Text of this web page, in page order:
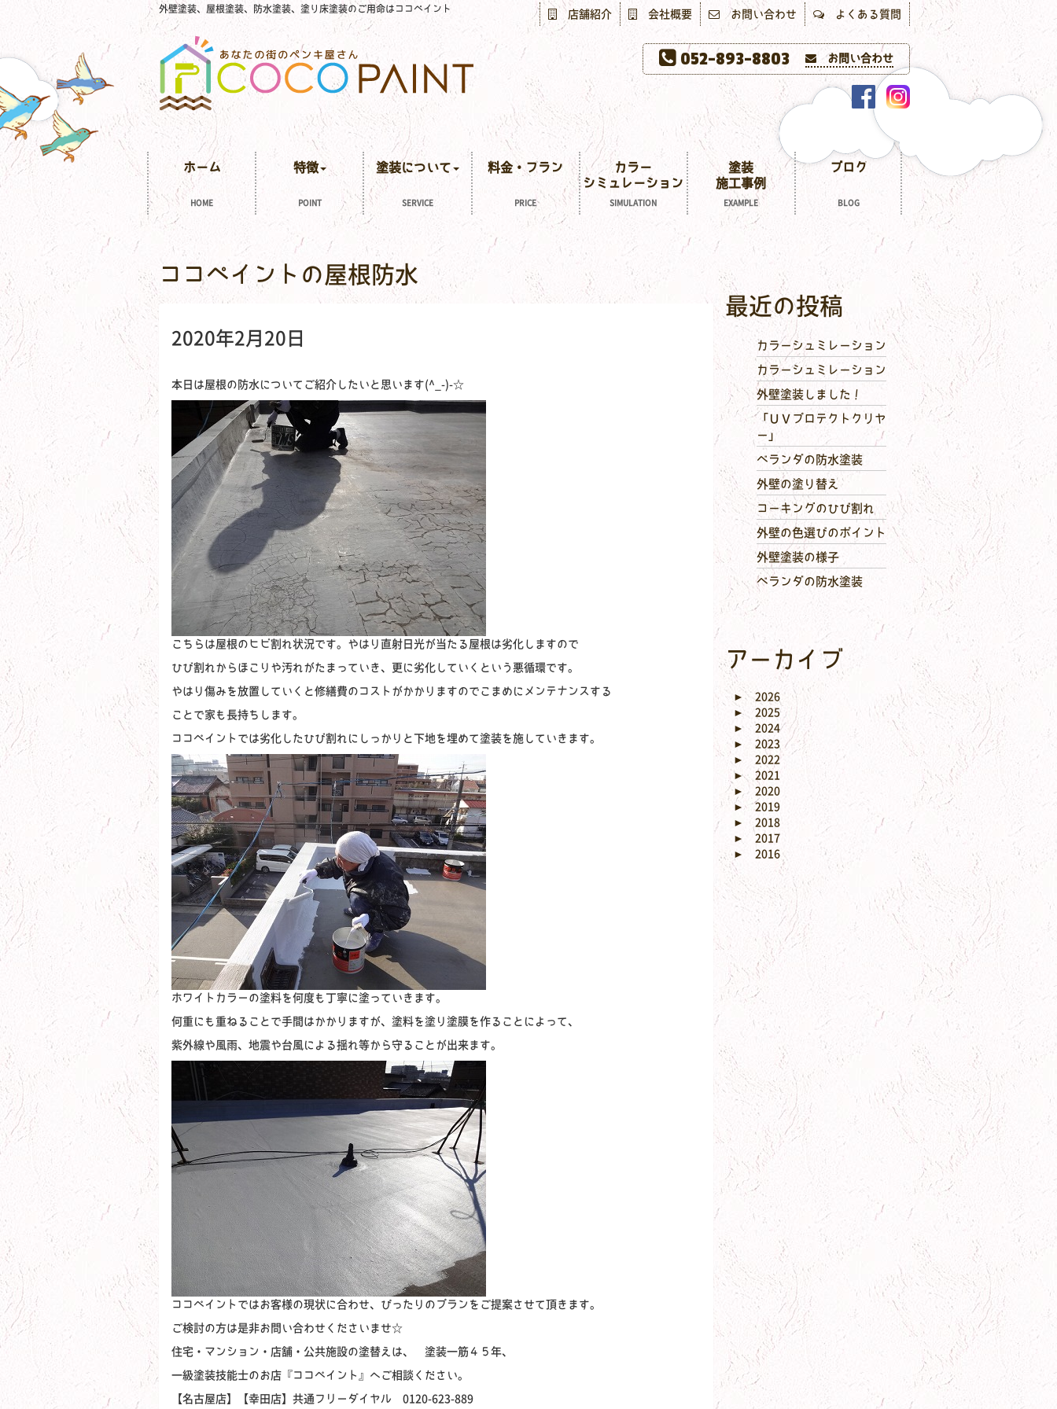
外壁塗装、屋根塗装、防水塗装、塗り床塗装のご用命はココペイント 店舗紹介 会社概要 お問い合わせ よくある質問
052-893-8803 お問い合わせ
HOME
ホーム
POINT
特徴
SERVICE
塗装について
PRICE
料金・プラン
SIMULATION
カラー
シミュレーション
EXAMPLE
塗装
施工事例
BLOG
ブログ
ココペイントの屋根防水
2020年2月20日
本日は屋根の防水についてご紹介したいと思います(^_-)-☆
こちらは屋根のヒビ割れ状況です。やはり直射日光が当たる屋根は劣化しますので
ひび割れからほこりや汚れがたまっていき、更に劣化していくという悪循環です。
やはり傷みを放置していくと修繕費のコストがかかりますのでこまめにメンテナンスする
ことで家も長持ちします。
ココペイントでは劣化したひび割れにしっかりと下地を埋めて塗装を施していきます。
ホワイトカラーの塗料を何度も丁寧に塗っていきます。
何重にも重ねることで手間はかかりますが、塗料を塗り塗膜を作ることによって、
紫外線や風雨、地震や台風による揺れ等から守ることが出来ます。
ココペイントではお客様の現状に合わせ、ぴったりのプランをご提案させて頂きます。
ご検討の方は是非お問い合わせくださいませ☆
住宅・マンション・店舗・公共施設の塗替えは、 塗装一筋４５年、
一級塗装技能士のお店『ココペイント』へご相談ください。
【名古屋店】【幸田店】共通フリーダイヤル 0120-623-889
最近の投稿
カラーシュミレーション
カラーシュミレーション
外壁塗装しました！
「ＵＶプロテクトクリヤ
ー」
ベランダの防水塗装
外壁の塗り替え
コーキングのひび割れ
外壁の色選びのポイント
外壁塗装の様子
ベランダの防水塗装
アーカイブ
► 2026
► 2025
►
2024
►
2023
►
2022
►2021
► 2020
► 2019
►
2018
►
2017
►
2016